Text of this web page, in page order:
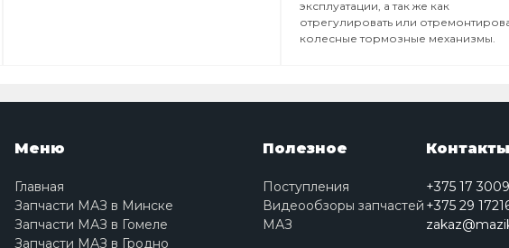
эксплуатации, а так же как
отрегулировать или
колесные тормозные механизмы.
Меню
Главная
Запчасти МАЗ в Минске
Запчасти МАЗ в Гомеле
Запчасти МАЗ в Гродно
Полезное
Поступления
Видеообзоры запчастей
МАЗ
Контакты
+375 17
+375 29